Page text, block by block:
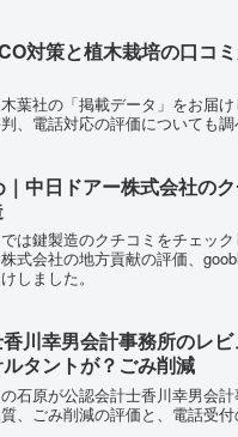
対策と植木栽培の口コ
葉社の「掲載データ」をお届
、電話対応の評価についても調
中日ドアー株式会社の
は鍵製造のクチコミをチェッ
式会社の地方貢献の評価、
しました。
川幸男会計事務所のレ
タントが？ごみ削減
石原が公認会計士香川幸男会
、ごみ削減の評価と、電話受